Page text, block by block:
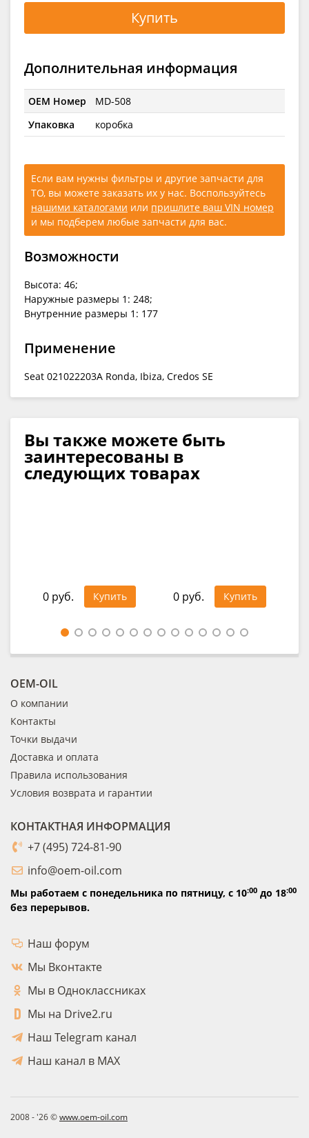
Купить
Дополнительная информация
OEM Номер
MD-508
Упаковка
коробка
Если вам нужны фильтры и другие запчасти для
ТО, вы можете заказать их у нас. Воспользуйтесь
нашими каталогами или пришлите ваш VIN номер
и мы подберем любые запчасти для вас.
Возможности
Высота: 46;
Наружные размеры 1: 248;
Внутренние размеры 1: 177
Применение
Seat 021022203A Ronda, Ibiza, Credos SE
Вы также можете быть
заинтересованы в
следующих товарах
0 руб. Купить 0 руб. Купить
OEM-OIL
О компании
Контакты
Точки выдачи
Доставка и оплата
Правила использования
Условия возврата и гарантии
КОНТАКТНАЯ ИНФОРМАЦИЯ
+7 (495) 724-81-90
info@oem-oil.com
Мы работаем с понедельника по пятницу, с 10:00 до 18:00
без перерывов.
Наш форум
Мы Вконтакте
Мы в Одноклассниках
Мы на Drive2.ru
Наш Telegram канал
Наш канал в MAX
2008 - '26 ©www.oem-oil.com